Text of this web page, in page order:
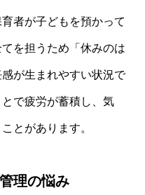
者が子どもを預かって
を担うため「休みのは
が生まれやすい状況で
で疲労が蓄積し、気
とがあります。
理の悩み